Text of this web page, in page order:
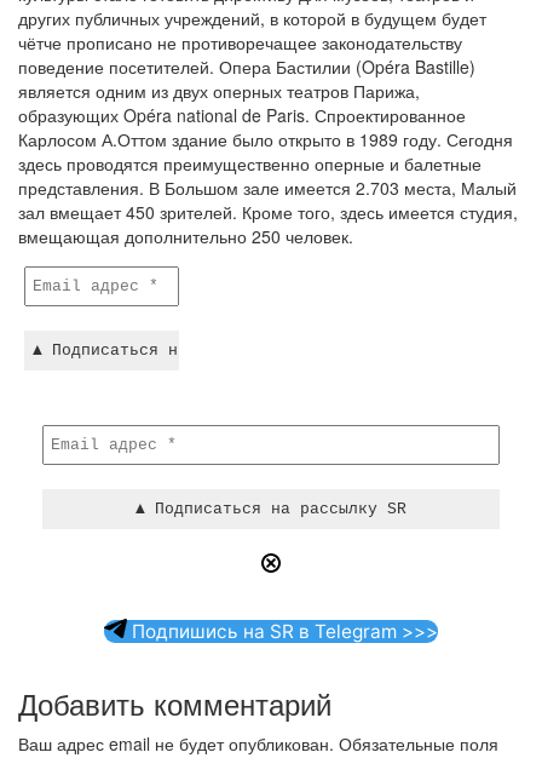
других публичных учреждений, в которой в будущем будет
чётче прописано не противоречащее законодательству
поведение посетителей. Опера Бастилии (Opéra Bastille)
является одним из двух оперных театров Парижа,
образующих Opéra national de Paris. Спроектированное
Карлосом А.Оттом здание было открыто в 1989 году. Сегодня
здесь проводятся преимущественно оперные и балетные
представления. В Большом зале имеется 2.703 места, Малый
зал вмещает 450 зрителей. Кроме того, здесь имеется студия,
вмещающая дополнительно 250 человек.
Подпишись на SR в Telegram >>>
Добавить комментарий
Ваш адрес email не будет опубликован. Обязательные поля